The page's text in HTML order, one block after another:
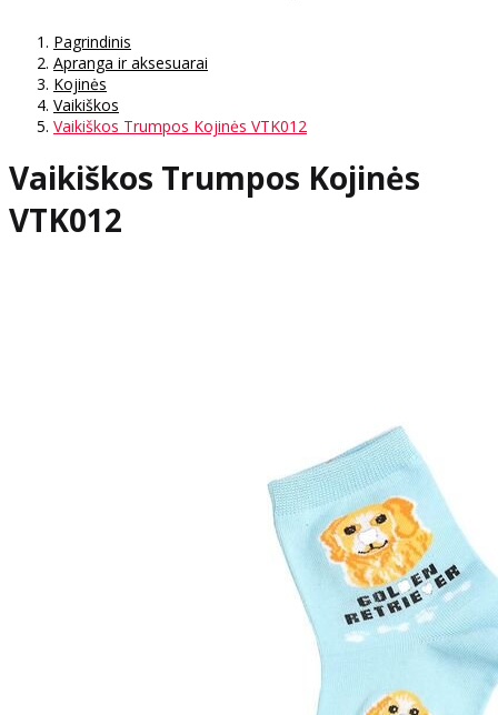
Pagrindinis
Apranga ir aksesuarai
Kojinės
Vaikiškos
Vaikiškos Trumpos Kojinės VTK012
Vaikiškos Trumpos Kojinės
VTK012